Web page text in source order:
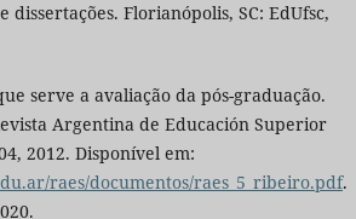
dissertações. Florianópolis, SC: EdUfsc,
serve a avaliação da pós-graduação.
Argentina de Educación Superior
2012. Disponível em:
raes/documentos/raes_5_ribeiro.pdf.